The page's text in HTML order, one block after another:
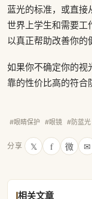
蓝光的标准，或直接
世界上学生和需要工
以真正帮助改善你的
如果你不确定你的视
靠的性价比高的符合
#眼睛保护 #眼镜 #防蓝光
分享 𝕏 f 微 ✉
相关文章